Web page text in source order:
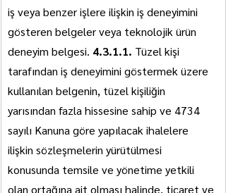
iş veya benzer işlere ilişkin iş deneyimini
gösteren belgeler veya teknolojik ürün
deneyim belgesi. 4.3.1.1. Tüzel kişi
tarafından iş deneyimini göstermek üzere
kullanılan belgenin, tüzel kişiliğin
yarısından fazla hissesine sahip ve 4734
sayılı Kanuna göre yapılacak ihalelere
ilişkin sözleşmelerin yürütülmesi
konusunda temsile ve yönetime yetkili
olan ortağına ait olması halinde, ticaret ve